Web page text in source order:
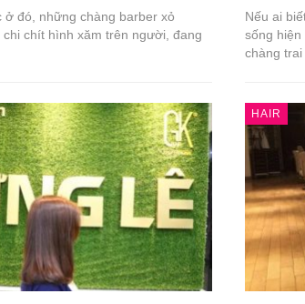
ở đó, những chàng barber xỏ
chi chít hình xăm trên người, đang
Nếu ai
sống
chàng
HAIR